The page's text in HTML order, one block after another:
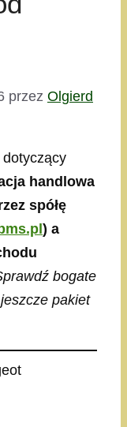
przez Olgierd
dotyczący
handlowa
spółę
) a
bogate
pakiet